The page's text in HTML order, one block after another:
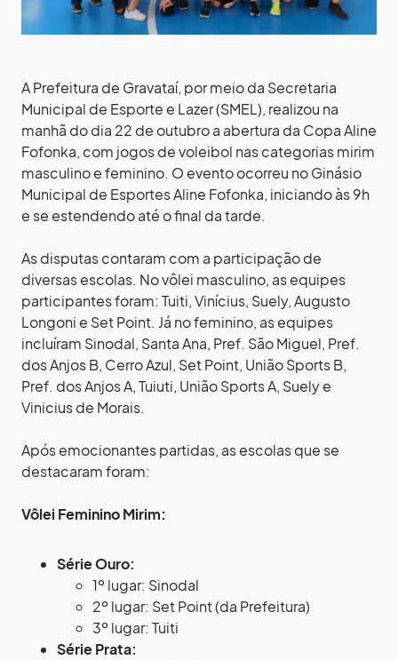
A Prefeitura de Gravataí, por meio da Secretaria
Municipal de Esporte e Lazer (SMEL), realizou na
manhã do dia 22 de outubro a abertura da Copa Aline
Fofonka, com jogos de voleibol nas categorias mirim
masculino e feminino. O evento ocorreu no Ginásio
Municipal de Esportes Aline Fofonka, iniciando às 9h
e se estendendo até o final da tarde.
As disputas contaram com a participação de
diversas escolas. No vôlei masculino, as equipes
participantes foram: Tuiti, Vinícius, Suely, Augusto
Longoni e Set Point. Já no feminino, as equipes
incluíram Sinodal, Santa Ana, Pref. São Miguel, Pref.
dos Anjos B, Cerro Azul, Set Point, União Sports B,
Pref. dos Anjos A, Tuiuti, União Sports A, Suely e
Vinicius de Morais.
Após emocionantes partidas, as escolas que se
destacaram foram:
Vôlei Feminino Mirim:
Série Ouro:
1º lugar: Sinodal
2º lugar: Set Point (da Prefeitura)
3º lugar: Tuiti
Série Prata: